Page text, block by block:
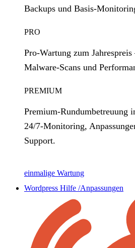
Backups und
PRO
Pro‑Wartung zum
Malware‑Scans und
PREMIUM
Premium‑Rundumbetreuung
24/7‑Monitoring,
Support.
einmalige Wartung
Wordpress Hilfe /Anpassungen